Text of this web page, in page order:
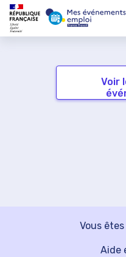
Voir
Vous
Aide